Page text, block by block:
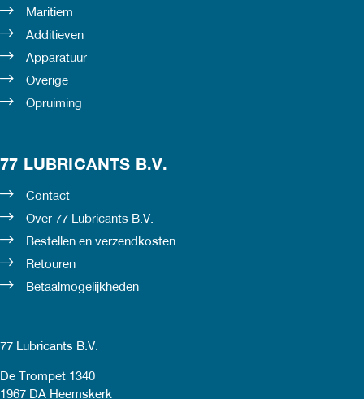
Maritiem
Additieven
Apparatuur
Overige
Opruiming
77 LUBRICANTS B.V.
Contact
Over 77 Lubricants B.V.
Bestellen en verzendkosten
Retouren
Betaalmogelijkheden
77 Lubricants B.V.
De Trompet 1340
1967 DA Heemskerk